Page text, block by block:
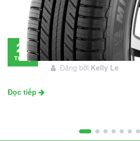
28
Tháng
Đánh giá lốp Michelin
đầu tư không?
Đăng bởi Kelly Le
Đọc tiếp